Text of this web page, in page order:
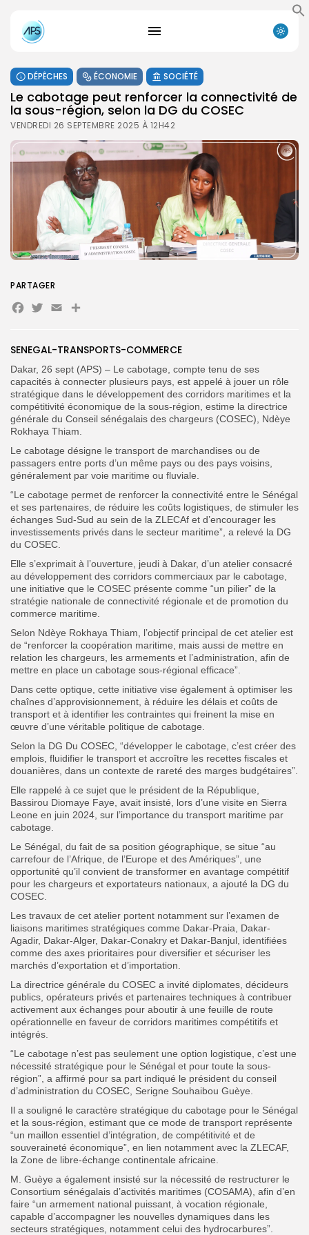
Search
for:
Search
Button
FR
DÉPÊCHES ÉCONOMIE SOCIÉTÉ
Le cabotage peut renforcer la connectivité de
la sous-région, selon la DG du COSEC
VENDREDI 26 SEPTEMBRE 2025 À 12H42
SENEGAL-TRANSPORTS-COMMERCE
Dakar, 26 sept (APS) – Le cabotage, compte tenu de ses
capacités à connecter plusieurs pays, est appelé à jouer un rôle
stratégique dans le développement des corridors maritimes et la
compétitivité économique de la sous-région, estime la directrice
générale du Conseil sénégalais des chargeurs (COSEC), Ndèye
Rokhaya Thiam.
Le cabotage désigne le transport de marchandises ou de
passagers entre ports d’un même pays ou des pays voisins,
généralement par voie maritime ou fluviale.
“Le cabotage permet de renforcer la connectivité entre le Sénégal
et ses partenaires, de réduire les coûts logistiques, de stimuler les
échanges Sud-Sud au sein de la ZLECAf et d’encourager les
investissements privés dans le secteur maritime”, a relevé la DG
du COSEC.
Elle s’exprimait à l’ouverture, jeudi à Dakar, d’un atelier consacré
au développement des corridors commerciaux par le cabotage,
une initiative que le COSEC présente comme “un pilier” de la
stratégie nationale de connectivité régionale et de promotion du
commerce maritime.
Selon Ndèye Rokhaya Thiam, l’objectif principal de cet atelier est
de “renforcer la coopération maritime, mais aussi de mettre en
relation les chargeurs, les armements et l’administration, afin de
mettre en place un cabotage sous-régional efficace”.
Dans cette optique, cette initiative vise également à optimiser les
chaînes d’approvisionnement, à réduire les délais et coûts de
transport et à identifier les contraintes qui freinent la mise en
œuvre d’une véritable politique de cabotage.
Selon la DG Du COSEC, “développer le cabotage, c’est créer des
emplois, fluidifier le transport et accroître les recettes fiscales et
douanières, dans un contexte de rareté des marges budgétaires”.
Elle rappelé à ce sujet que le président de la République,
Bassirou Diomaye Faye, avait insisté, lors d’une visite en Sierra
Leone en juin 2024, sur l’importance du transport maritime par
cabotage.
Le Sénégal, du fait de sa position géographique, se situe “au
carrefour de l’Afrique, de l’Europe et des Amériques”, une
opportunité qu’il convient de transformer en avantage compétitif
pour les chargeurs et exportateurs nationaux, a ajouté la DG du
COSEC.
Les travaux de cet atelier portent notamment sur l’examen de
liaisons maritimes stratégiques comme Dakar-Praia, Dakar-
Agadir, Dakar-Alger, Dakar-Conakry et Dakar-Banjul, identifiées
comme des axes prioritaires pour diversifier et sécuriser les
marchés d’exportation et d’importation.
La directrice générale du COSEC a invité diplomates, décideurs
publics, opérateurs privés et partenaires techniques à contribuer
activement aux échanges pour aboutir à une feuille de route
opérationnelle en faveur de corridors maritimes compétitifs et
intégrés.
“Le cabotage n’est pas seulement une option logistique, c’est une
nécessité stratégique pour le Sénégal et pour toute la sous-
région”, a affirmé pour sa part indiqué le président du conseil
d’administration du COSEC, Serigne Souhaibou Guèye.
Il a souligné le caractère stratégique du cabotage pour le Sénégal
et la sous-région, estimant que ce mode de transport représente
“un maillon essentiel d’intégration, de compétitivité et de
souveraineté économique”, en lien notamment avec la ZLECAF,
la Zone de libre-échange continentale africaine.
M. Guèye a également insisté sur la nécessité de restructurer le
Consortium sénégalais d’activités maritimes (COSAMA), afin d’en
faire “un armement national puissant, à vocation régionale,
capable d’accompagner les nouvelles dynamiques dans les
secteurs stratégiques, notamment celui des hydrocarbures”.
PARTAGER
Facebook
Twitter
EmailPartager